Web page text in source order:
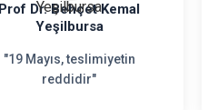
Prof Dr. Behçet Kemal
Yeşilbursa
"19 Mayıs, teslimiyetin
reddidir"